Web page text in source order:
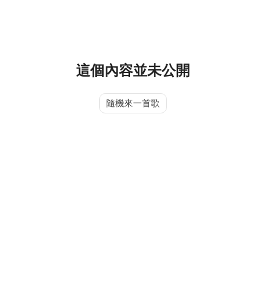
這個內容並未公開
隨機來一首歌